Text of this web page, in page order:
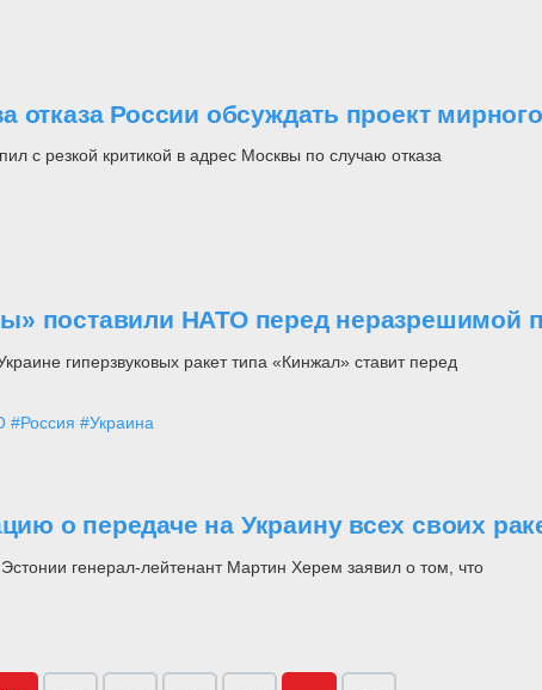
отказа России обсуждать проект
с резкой критикой в адрес Москвы по случаю отказа
поставили НАТО перед неразрешимой
гиперзвуковых ракет типа «Кинжал» ставит перед
#Россия #Украина
о передаче на Украину всех своих
генерал-лейтенант Мартин Херем заявил о том, что